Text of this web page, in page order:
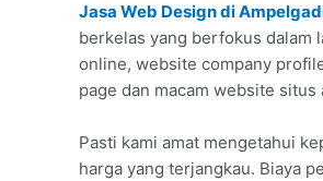
Jasa Web Design di
berkelas yang berfokus dalam
online, website company
page dan macam website situs
Pasti kami amat mengetahui
harga yang terjangkau. Biaya